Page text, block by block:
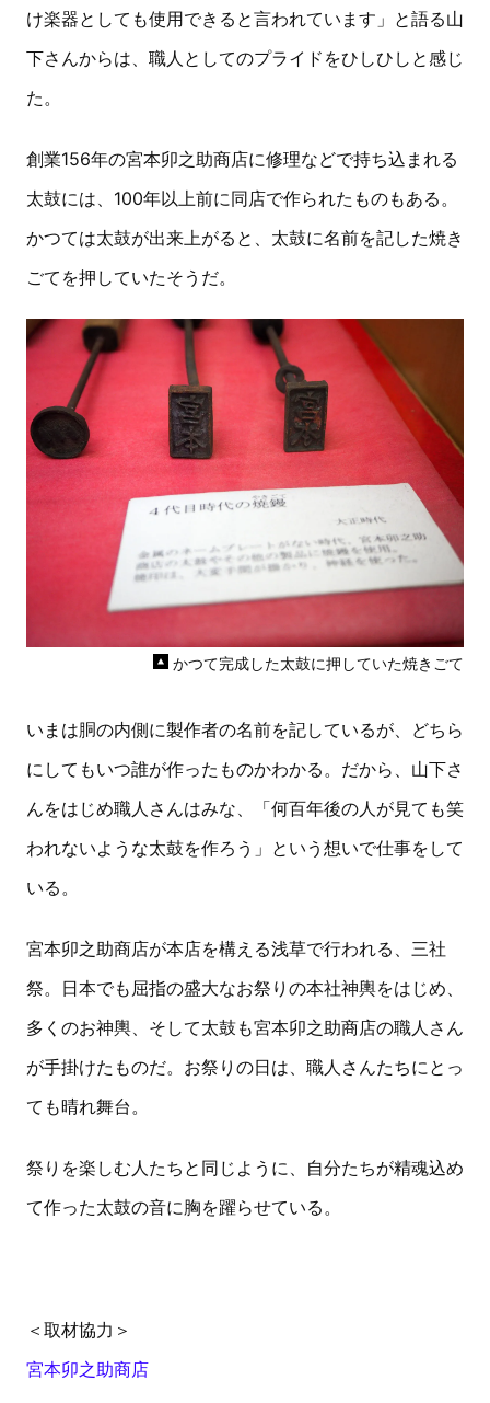
け楽器としても使用できると言われています」と語る山
下さんからは、職人としてのプライドをひしひしと感じ
た。
創業156年の宮本卯之助商店に修理などで持ち込まれる
太鼓には、100年以上前に同店で作られたものもある。
かつては太鼓が出来上がると、太鼓に名前を記した焼き
ごてを押していたそうだ。
かつて完成した太鼓に押していた焼きごて
いまは胴の内側に製作者の名前を記しているが、どちら
にしてもいつ誰が作ったものかわかる。だから、山下さ
んをはじめ職人さんはみな、「何百年後の人が見ても笑
われないような太鼓を作ろう」という想いで仕事をして
いる。
宮本卯之助商店が本店を構える浅草で行われる、三社
祭。日本でも屈指の盛大なお祭りの本社神輿をはじめ、
多くのお神輿、そして太鼓も宮本卯之助商店の職人さん
が手掛けたものだ。お祭りの日は、職人さんたちにとっ
ても晴れ舞台。
祭りを楽しむ人たちと同じように、自分たちが精魂込め
て作った太鼓の音に胸を躍らせている。
＜取材協力＞
宮本卯之助商店